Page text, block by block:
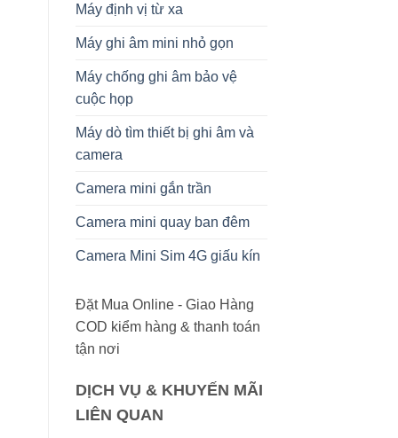
Máy định vị từ xa
Máy ghi âm mini nhỏ gọn
Máy chống ghi âm bảo vệ
cuộc họp
Máy dò tìm thiết bị ghi âm và
camera
Camera mini gắn trần
Camera mini quay ban đêm
Camera Mini Sim 4G giấu kín
Đặt Mua Online - Giao Hàng
COD kiểm hàng & thanh toán
tận nơi
DỊCH VỤ & KHUYẾN MÃI
LIÊN QUAN